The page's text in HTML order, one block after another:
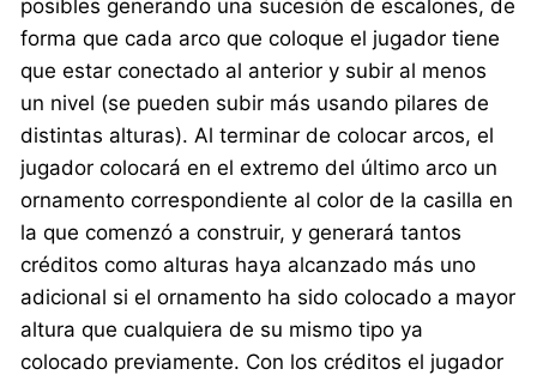
posibles generando una sucesión de escalones, de
forma que cada arco que coloque el jugador tiene
que estar conectado al anterior y subir al menos
un nivel (se pueden subir más usando pilares de
distintas alturas). Al terminar de colocar arcos, el
jugador colocará en el extremo del último arco un
ornamento correspondiente al color de la casilla en
la que comenzó a construir, y generará tantos
créditos como alturas haya alcanzado más uno
adicional si el ornamento ha sido colocado a mayor
altura que cualquiera de su mismo tipo ya
colocado previamente. Con los créditos el jugador